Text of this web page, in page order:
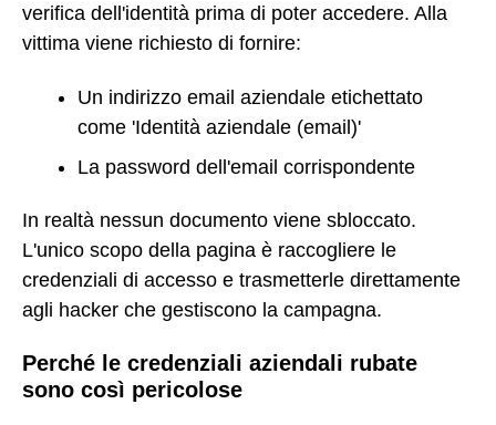
verifica dell'identità prima di poter accedere. Alla
vittima viene richiesto di fornire:
Un indirizzo email aziendale etichettato
come 'Identità aziendale (email)'
La password dell'email corrispondente
In realtà nessun documento viene sbloccato.
L'unico scopo della pagina è raccogliere le
credenziali di accesso e trasmetterle direttamente
agli hacker che gestiscono la campagna.
Perché le credenziali aziendali rubate
sono così pericolose